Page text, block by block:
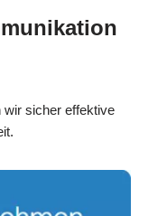
wir sicher effektive